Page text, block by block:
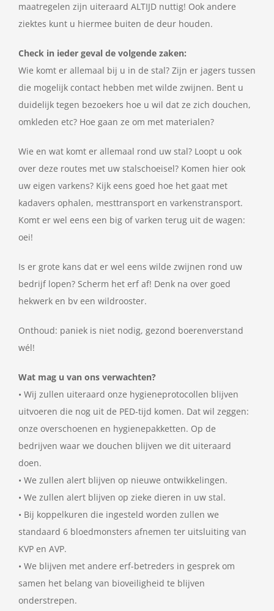
maatregelen zijn uiteraard ALTIJD nuttig! Ook andere
ziektes kunt u hiermee buiten de deur houden.
Check in ieder geval de volgende zaken:
Wie komt er allemaal bij u in de stal? Zijn er jagers tussen
die mogelijk contact hebben met wilde zwijnen. Bent u
duidelijk tegen bezoekers hoe u wil dat ze zich douchen,
omkleden etc? Hoe gaan ze om met materialen?
Wie en wat komt er allemaal rond uw stal? Loopt u ook
over deze routes met uw stalschoeisel? Komen hier ook
uw eigen varkens? Kijk eens goed hoe het gaat met
kadavers ophalen, mesttransport en varkenstransport.
Komt er wel eens een big of varken terug uit de wagen:
oei!
Is er grote kans dat er wel eens wilde zwijnen rond uw
bedrijf lopen? Scherm het erf af! Denk na over goed
hekwerk en bv een wildrooster.
Onthoud: paniek is niet nodig, gezond boerenverstand
wél!
Wat mag u van ons verwachten?
• Wij zullen uiteraard onze hygieneprotocollen blijven
uitvoeren die nog uit de PED-tijd komen. Dat wil zeggen:
onze overschoenen en hygienepakketten. Op de
bedrijven waar we douchen blijven we dit uiteraard
doen.
• We zullen alert blijven op nieuwe ontwikkelingen.
• We zullen alert blijven op zieke dieren in uw stal.
• Bij koppelkuren die ingesteld worden zullen we
standaard 6 bloedmonsters afnemen ter uitsluiting van
KVP en AVP.
• We blijven met andere erf-betreders in gesprek om
samen het belang van bioveiligheid te blijven
onderstrepen.